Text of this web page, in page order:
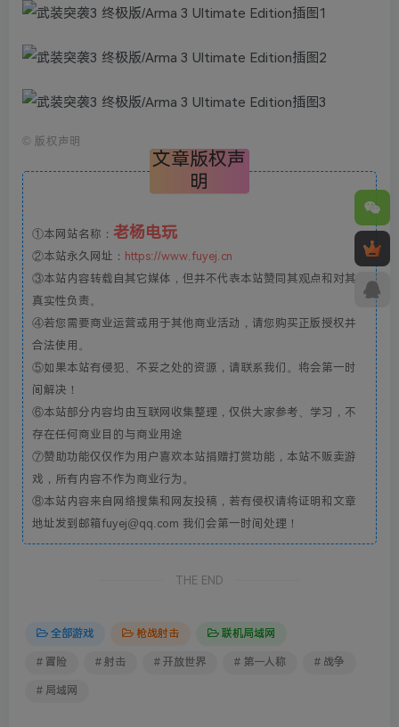
© 版权声明
文章版权声
明
①本网站名称： 老杨电玩
②本站永久网址： https://www.fuyej.cn
③本站内容转载自其它媒体，但并不代表本站赞同其观点和对其
真实性负责。
④若您需要商业运营或用于其他商业活动，请您购买正版授权并
合法使用。
⑤如果本站有侵犯、不妥之处的资源，请联系我们。将会第一时
间解决！
⑥本站部分内容均由互联网收集整理，仅供大家参考、学习，不
存在任何商业目的与商业用途
⑦赞助功能仅仅作为用户喜欢本站捐赠打赏功能，本站不贩卖游
戏，所有内容不作为商业行为。
⑧本站内容来自网络搜集和网友投稿，若有侵权请将证明和文章
地址发到邮箱fuyej@qq.com 我们会第一时间处理！
THE END
全部游戏 枪战射击 联机局域网
# 冒险 # 射击 # 开放世界 # 第一人称 # 战争
# 局域网